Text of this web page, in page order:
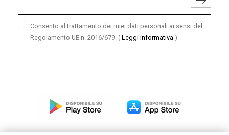
Consento al trattamento dei miei dati personali ai sensi del
Regolamento UE n. 2016/679. ( Leggi informativa )